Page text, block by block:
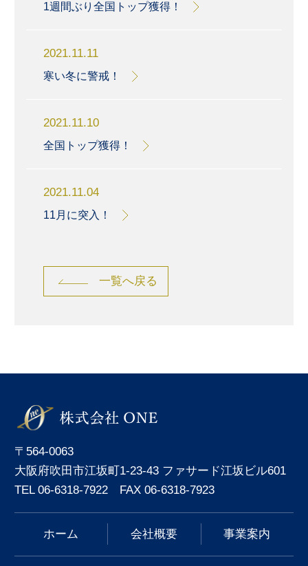
1週間ぶり全国トップ獲得！
2021.11.11
寒い冬に警戒！
2021.11.10
全国トップ獲得！
2021.11.04
11月に突入！
一覧へ戻る
〒564-0063
大阪府吹田市江坂町1-23-43 ファサード江坂ビル601
TEL 06-6318-7922 FAX 06-6318-7923
ホーム 会社概要 事業案内